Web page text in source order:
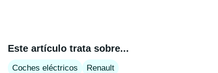
Este artículo trata sobre...
Coches eléctricos Renault